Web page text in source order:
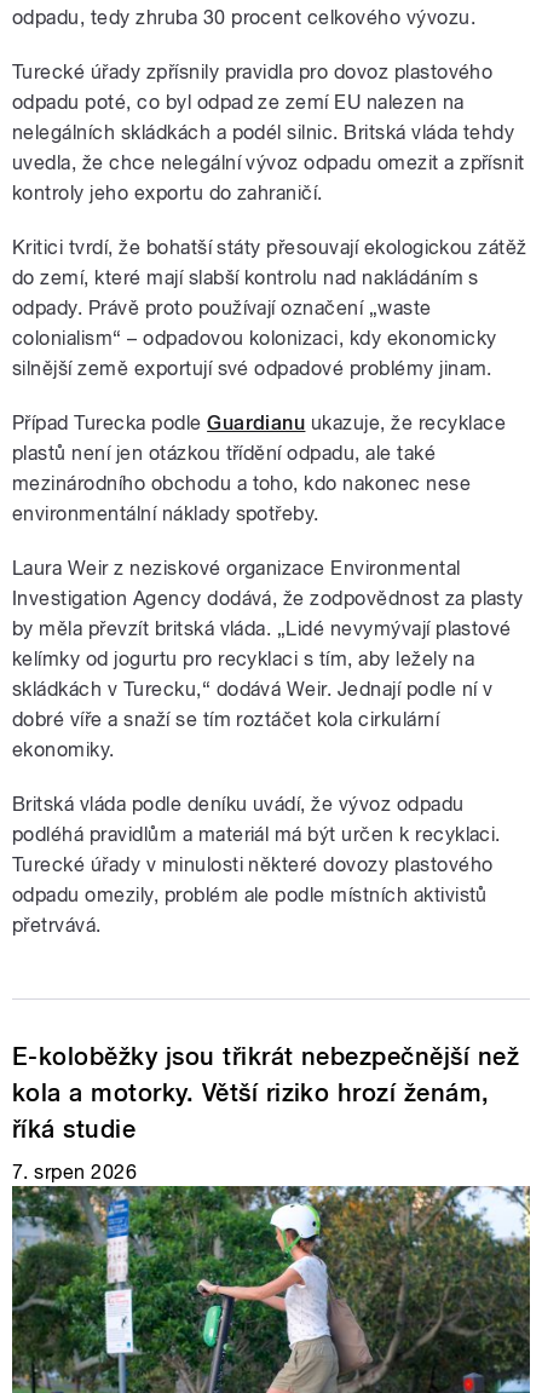
odpadu, tedy zhruba 30 procent celkového vývozu.
Turecké úřady zpřísnily pravidla pro dovoz plastového
odpadu poté, co byl odpad ze zemí EU nalezen na
nelegálních skládkách a podél silnic. Britská vláda tehdy
uvedla, že chce nelegální vývoz odpadu omezit a zpřísnit
kontroly jeho exportu do zahraničí.
Kritici tvrdí, že bohatší státy přesouvají ekologickou zátěž
do zemí, které mají slabší kontrolu nad nakládáním s
odpady. Právě proto používají označení „waste
colonialism“ – odpadovou kolonizaci, kdy ekonomicky
silnější země exportují své odpadové problémy jinam.
Případ Turecka podleGuardianu ukazuje, že recyklace
plastů není jen otázkou třídění odpadu, ale také
mezinárodního obchodu a toho, kdo nakonec nese
environmentální náklady spotřeby.
Laura Weir z neziskové organizace Environmental
Investigation Agency dodává, že zodpovědnost za plasty
by měla převzít britská vláda. „Lidé nevymývají plastové
kelímky od jogurtu pro recyklaci s tím, aby ležely na
skládkách v Turecku,“ dodává Weir. Jednají podle ní v
dobré víře a snaží se tím roztáčet kola cirkulární
ekonomiky.
Britská vláda podle deníku uvádí, že vývoz odpadu
podléhá pravidlům a materiál má být určen k recyklaci.
Turecké úřady v minulosti některé dovozy plastového
odpadu omezily, problém ale podle místních aktivistů
přetrvává.
E-koloběžky jsou třikrát nebezpečnější než
kola a motorky. Větší riziko hrozí ženám,
říká studie
7. srpen 2026